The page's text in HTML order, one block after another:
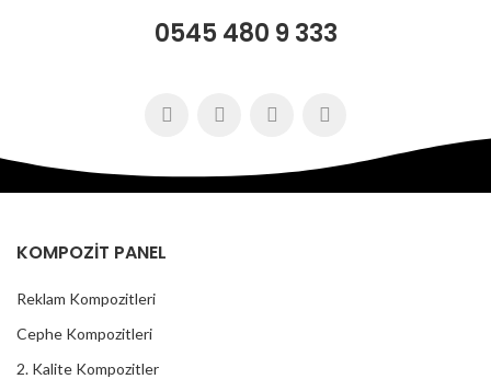
0545 480 9 333
KOMPOZİT PANEL
Reklam Kompozitleri
Cephe Kompozitleri
2. Kalite Kompozitler